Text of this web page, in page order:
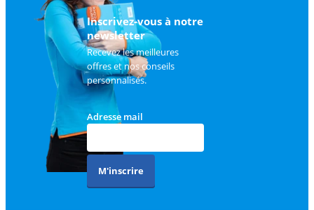
client.
Inscrivez-vous à notre
newsletter
Recevez les meilleures
offres et nos conseils
personnalisés.
Adresse mail
M'inscrire